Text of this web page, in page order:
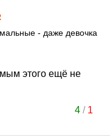
- даже девочка
этого ещё не
4/ 1